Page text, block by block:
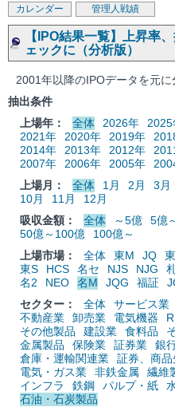
カレンダー
管理人戦績
【IPO結果一覧】上昇率
ェックに（分析版）
2001年以降のIPOデータを元に
抽出条件
上場年：
全体 2026年 2025
2021年
2020年 2019年
2014年
2013年 2012年
2007年
2006年 2005年
上場月：
全体 1月 2月 3月
10月
11月
12月
吸収金額：
全体 ～5億 5億
50億～100億
100億～
上場市場：
全体 東M JQ
東S
HCS 名セ NJS NJG
名2
NEO 名M JQG 福証
セクター：
全体 サービス業
不動産業
卸売業 電気機器
その他製品
建設業 食料品
金属製品
保険業 証券業 銀
倉庫・運輸関連業
証券、商
電気・ガス業
非鉄金属 繊維
インフラ
鉄鋼 パルプ・紙
石油・石炭製品